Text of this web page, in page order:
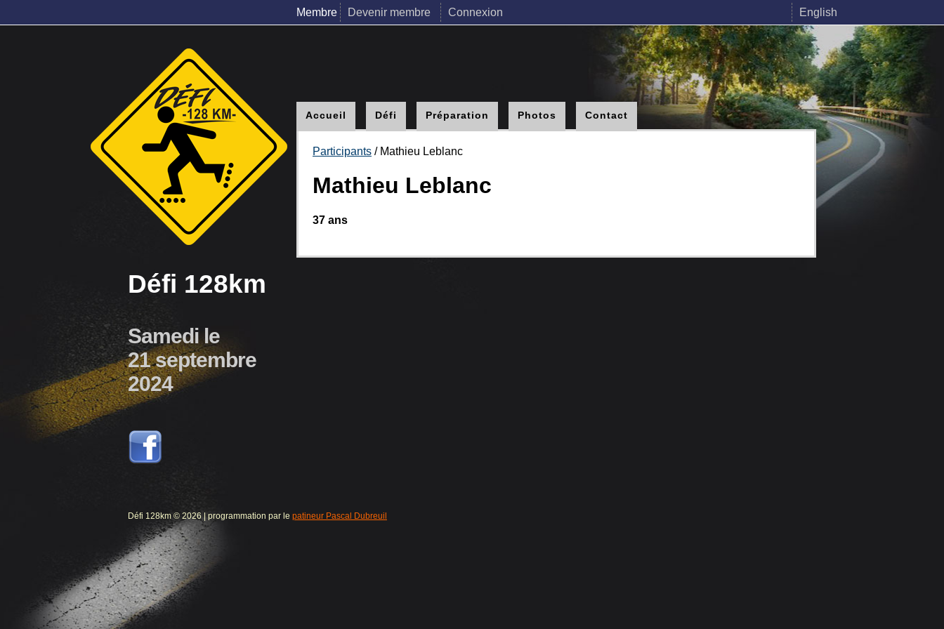
Membre Devenir membre Connexion English
Défi 128km
Samedi le
21 septembre
2024
Accueil Défi Préparation Photos Contact
Participants / Mathieu Leblanc
Mathieu Leblanc
37 ans
Défi 128km © 2026 | programmation par le patineur Pascal Dubreuil